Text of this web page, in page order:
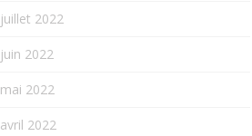
juillet 2022
juin 2022
mai 2022
avril 2022